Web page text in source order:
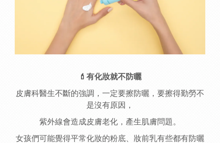
💄有化妝就不防曬
皮膚科醫生不斷的強調，一定要擦防曬，要擦得勤勞不
是沒有原因，
紫外線會造成皮膚老化，產生肌膚問題。
女孩們可能覺得平常化妝的粉底、妝前乳有些都有防曬